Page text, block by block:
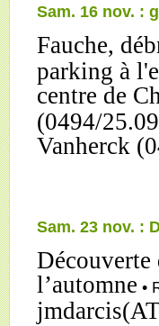
Sam. 16 nov. :
Fauche,
parking à
centre de
(0494/
Vanherck
Sam. 23 nov. :
Découverte
l’automne •